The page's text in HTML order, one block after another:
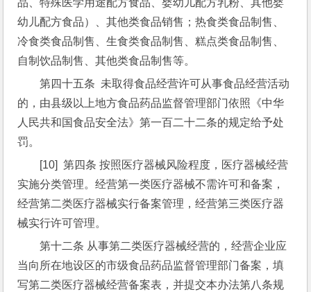
品、特殊医学用途配方食品、婴幼儿配方乳粉、其他婴
幼儿配方食品）、其他类食品销售；热食类食品制售、
冷食类食品制售、生食类食品制售、糕点类食品制售、
自制饮品制售、其他类食品制售等。
第四十五条  未取得食品经营许可从事食品经营活动
的，由县级以上地方食品药品监督管理部门依照《中华
人民共和国食品安全法》第一百二十二条的规定给予处
罚。
[10]  第四条 按照医疗器械风险程度，医疗器械经营
实施分类管理。经营第一类医疗器械不需许可和备案，
经营第二类医疗器械实行备案管理，经营第三类医疗器
械实行许可管理。
第十二条 从事第二类医疗器械经营的，经营企业应
当向所在地设区的市级食品药品监督管理部门备案，填
写第二类医疗器械经营备案表，并提交本办法第八条规